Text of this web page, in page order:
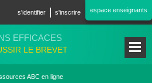
s'identifier s'inscrire espace enseignants
EFFICACES
LE BREVET
ABC en ligne